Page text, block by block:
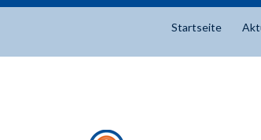
Startseite